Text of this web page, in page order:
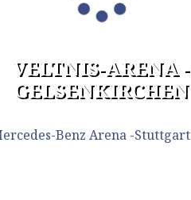
VELTNIS-ARENA -
GELSENKIRCHEN